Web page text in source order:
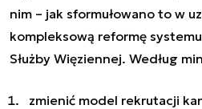
nim – jak sformułowano to w
kompleksową reformę
Służby Więziennej. Według
zmienić model rekrutacji